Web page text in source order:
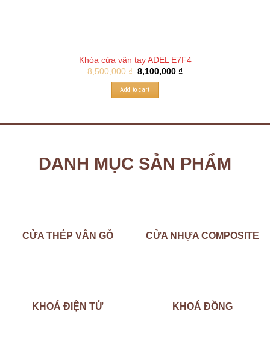
Khóa cửa vân tay ADEL E7F4
8,500,000₫ 8,100,000₫
Add to cart
DANH MỤC SẢN PHẨM
CỬA THÉP VÂN GỖ CỬA NHỰA COMPOSITE
KHOÁ ĐIỆN TỬ KHOÁ ĐỒNG